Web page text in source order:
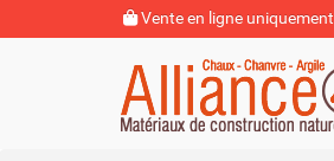
Vente en ligne uniquement